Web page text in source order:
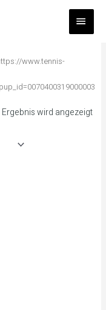
www.tennis-
Ergebnis wird angezeigt